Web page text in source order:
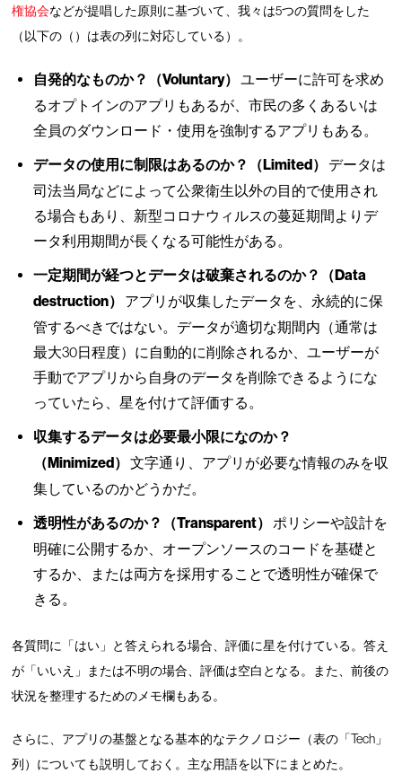
権協会などが提唱した原則に基づいて、我々は5つの質問をした
（以下の（）は表の列に対応している）。
自発的なものか？（Voluntary）
ユーザーに許可を求め
るオプトインのアプリもあるが、市民の多くあるいは
全員のダウンロード・使用を強制するアプリもある。
データの使用に制限はあるのか？（Limited）
データは
司法当局などによって公衆衛生以外の目的で使用され
る場合もあり、新型コロナウィルスの蔓延期間よりデ
ータ利用期間が長くなる可能性がある。
一定期間が経つとデータは破棄されるのか？（Data
destruction）
アプリが収集したデータを、永続的に保
管するべきではない。データが適切な期間内（通常は
最大30日程度）に自動的に削除されるか、ユーザーが
手動でアプリから自身のデータを削除できるようにな
っていたら、星を付けて評価する。
収集するデータは必要最小限になのか？
（Minimized）文字通り、アプリが必要な情報のみを収
集しているのかどうかだ。
透明性があるのか？（Transparent）ポリシーや設計を
明確に公開するか、オープンソースのコードを基礎と
するか、または両方を採用することで透明性が確保で
きる。
各質問に「はい」と答えられる場合、評価に星を付けている。答え
が「いいえ」または不明の場合、評価は空白となる。また、前後の
状況を整理するためのメモ欄もある。
さらに、アプリの基盤となる基本的なテクノロジー（表の「Tech」
列）についても説明しておく。主な用語を以下にまとめた。